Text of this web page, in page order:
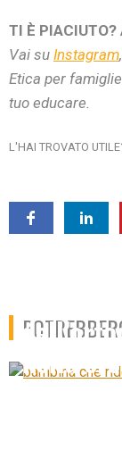
TI È
Vai su Instagram
Etica per
tuo educare.
L'HAI TROVATO
nella